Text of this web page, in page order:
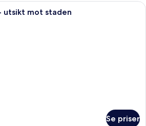
Ett modernt hotellrum med en stor
utsikt mot staden
Se priser